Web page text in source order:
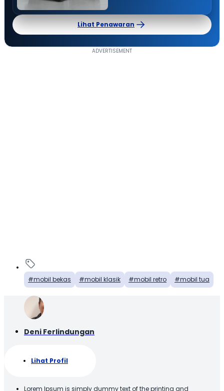
Lihat Penawaran
mobil bekas mobil klasik mobil retro mobil tua
Deni Ferlindungan
Lihat Profil
Lorem Ipsum is simply dummy text of the printing and